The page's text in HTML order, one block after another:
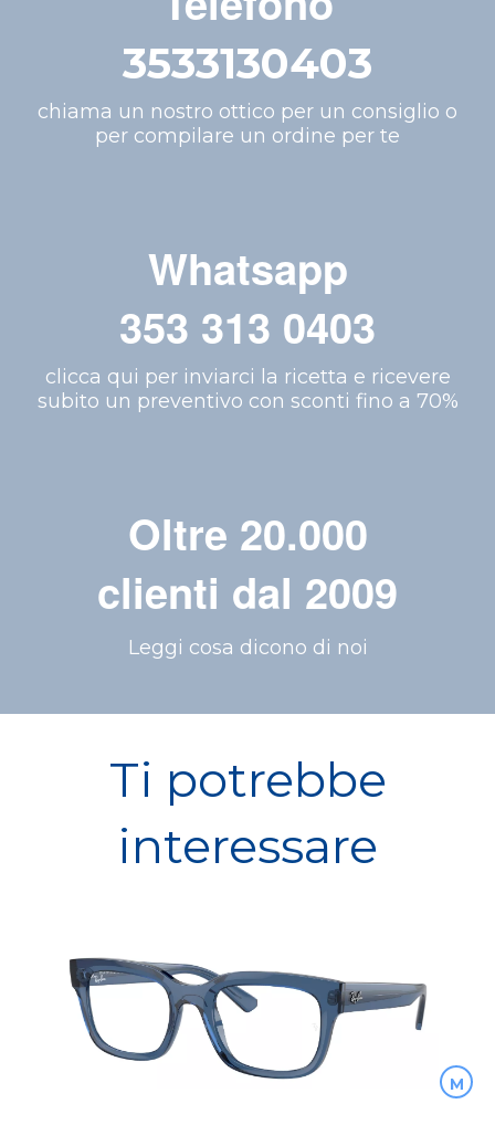
3533130403
chiama un nostro ottico per un consiglio o
per compilare un ordine per te
Whatsapp
353 313 0403
clicca qui per inviarci la ricetta e ricevere
subito un preventivo con sconti fino a 70%
Oltre 20.000
clienti dal 2009
Leggi cosa dicono di noi
Ti potrebbe
interessare
M